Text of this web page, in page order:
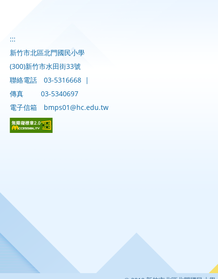
:::
新竹市北區北門國民小學
(300)新竹市水田街33號
聯絡電話
03-5316668 |
傳真
03-5340697
電子信箱
bmps01@hc.edu.tw